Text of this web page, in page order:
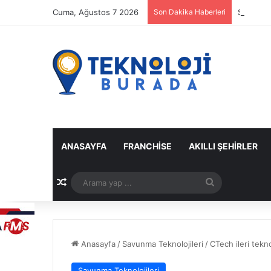
Cuma, Ağustos 7 2026 Son Dakika Haberleri Spotify
ANASAYFA FRANCHISE AKILLI ŞEHIRLER
Rastgele Makale
yap
Anasayfa / Savunma Teknolojileri /CTech ileri